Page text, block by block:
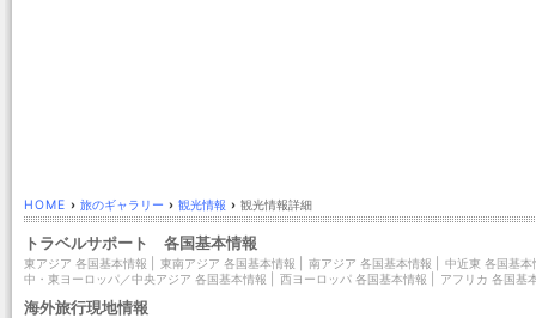
HOME › 旅のギャラリー › 観光情報 › 観光情報詳細
トラベルサポート 各国基本情報
東アジア 各国基本情報 東南アジア 各国基本情報 南アジア 各国基本情報
中近東 各国基本
中・東ヨーロッパ／中央アジア 各国基本情報
西ヨーロッパ 各国基本情報 アフリカ 各国基
海外旅行現地情報